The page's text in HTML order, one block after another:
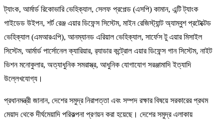
ট্যাংক, আর্মার্ড রিকোভারি ভেহিক্যাল, সেলফ প্রপেল্ড (এসপি) কামান, এন্টি ট্যাংক
গাইডেড উইপন, শর্ট রেঞ্জ এয়ার ডিফেন্স সিস্টেম, মাইন রেজিস্ট্যান্ট অ্যাম্বুশ প্রটেক্টেড
ভেহিক্যাল (এমআরএপি), আনম্যানড এরিয়াল ভেহিক্যাল, সার্ফেস টু এয়ার মিসাইল
সিস্টেম, আর্মার্ড পার্সোনেল ক্যারিয়ার, র‌্যাডার কন্ট্রোল এয়ার ডিফেন্স গান সিস্টেম, নাইট
ভিশন মনোকুলার, অত্যাধুনিক সমরাস্ত্র, আধুনিক যোগাযোগ সরঞ্জামাদি ইত্যাদি
উল্লেখযোগ্য।
প্রধানমন্ত্রী জানান, দেশের সমুদ্র নিরাপত্তা এবং সম্পদ রক্ষার বিষয়ে সরকারের প্রথম
মেয়াদ থেকে দীর্ঘমেয়াদি পরিকল্পনা প্রণয়ন করা হয়েছে। দেশের সমুদ্র এলাকায়